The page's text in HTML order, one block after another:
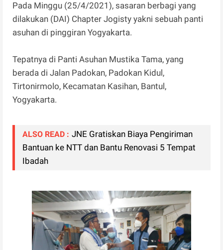
Pada Minggu (25/4/2021), sasaran berbagi yang
dilakukan (DAI) Chapter Jogisty yakni sebuah panti
asuhan di pinggiran Yogyakarta.
Tepatnya di Panti Asuhan Mustika Tama, yang
berada di Jalan Padokan, Padokan Kidul,
Tirtonirmolo, Kecamatan Kasihan, Bantul,
Yogyakarta.
ALSO READ : JNE Gratiskan Biaya Pengiriman
Bantuan ke NTT dan Bantu Renovasi 5 Tempat
Ibadah